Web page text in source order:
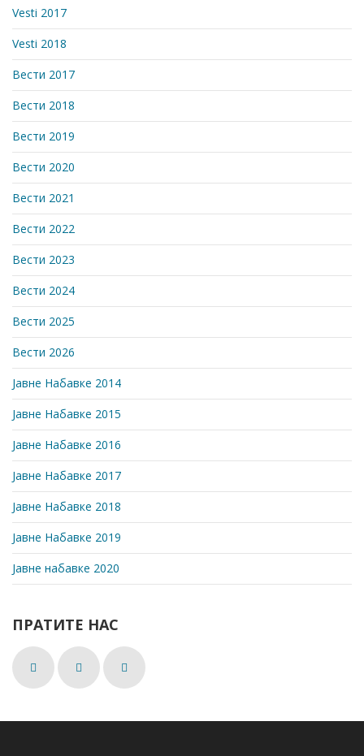
Vesti 2017
Vesti 2018
Вести 2017
Вести 2018
Вести 2019
Вести 2020
Вести 2021
Вести 2022
Вести 2023
Вести 2024
Вести 2025
Вести 2026
Јавне Набавке 2014
Јавне Набавке 2015
Јавне Набавке 2016
Јавне Набавке 2017
Јавне Набавке 2018
Јавне Набавке 2019
Јавне набавке 2020
ПРАТИТЕ НАС